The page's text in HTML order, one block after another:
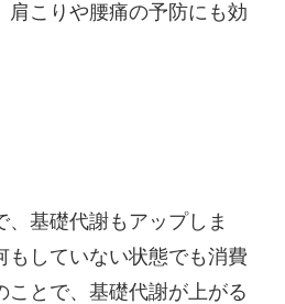
肩こりや腰痛の予防にも効
基礎代謝もアップしま
もしていない状態でも消費
ことで、基礎代謝が上がる